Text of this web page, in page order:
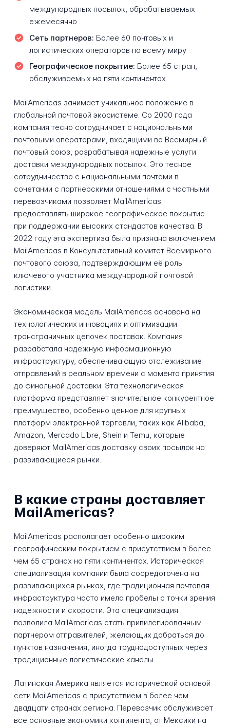
международных посылок, обрабатываемых
ежемесячно
Сеть партнеров: Более 60 почтовых и
логистических операторов по всему миру
Географическое покрытие: Более 65 стран,
обслуживаемых на пяти континентах
MailAmericas занимает уникальное положение в
глобальной почтовой экосистеме. Со 2000 года
компания тесно сотрудничает с национальными
почтовыми операторами, входящими во Всемирный
почтовый союз, разрабатывая надежные услуги
доставки международных посылок. Это тесное
сотрудничество с национальными почтами в
сочетании с партнерскими отношениями с частными
перевозчиками позволяет MailAmericas
предоставлять широкое географическое покрытие
при поддержании высоких стандартов качества. В
2022 году эта экспертиза была признана включением
MailAmericas в Консультативный комитет Всемирного
почтового союза, подтверждающим её роль
ключевого участника международной почтовой
логистики.
Экономическая модель MailAmericas основана на
технологических инновациях и оптимизации
трансграничных цепочек поставок. Компания
разработала надежную информационную
инфраструктуру, обеспечивающую отслеживание
отправлений в реальном времени с момента принятия
до финальной доставки. Эта технологическая
платформа представляет значительное конкурентное
преимущество, особенно ценное для крупных
платформ электронной торговли, таких как Alibaba,
Amazon, Mercado Libre, Shein и Temu, которые
доверяют MailAmericas доставку своих посылок на
развивающиеся рынки.
В какие страны доставляет
MailAmericas?
MailAmericas располагает особенно широким
географическим покрытием с присутствием в более
чем 65 странах на пяти континентах. Историческая
специализация компании была сосредоточена на
развивающихся рынках, где традиционная почтовая
инфраструктура часто имела пробелы с точки зрения
надежности и скорости. Эта специализация
позволила MailAmericas стать привилегированным
партнером отправителей, желающих добраться до
пунктов назначения, иногда труднодоступных через
традиционные логистические каналы.
Латинская Америка является исторической основой
сети MailAmericas с присутствием в более чем
двадцати странах региона. Перевозчик обслуживает
все основные экономики континента, от Мексики на